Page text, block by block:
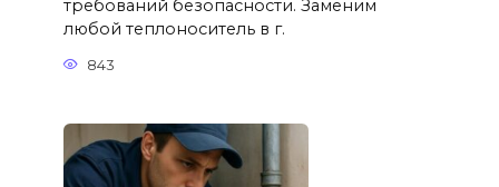
требований безопасности. Заменим
любой теплоноситель в г.
843